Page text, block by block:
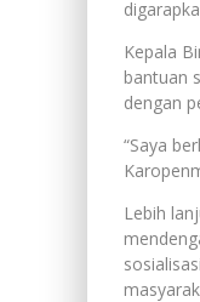
Kepala
bantuan
dengan
“Saya
Lebih